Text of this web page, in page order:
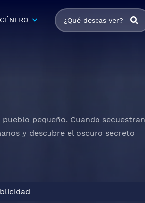
GÉNERO
pequeño. Cuando secuestran
y descubre el oscuro secreto